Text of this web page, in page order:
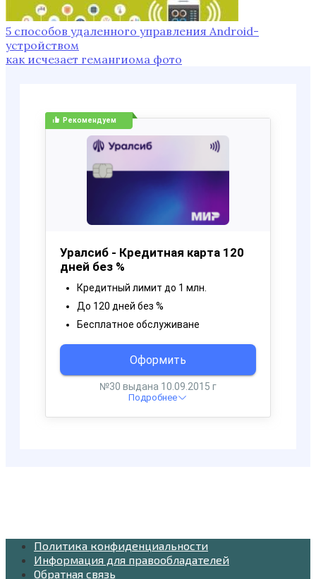
5 способов удаленного управления Android-
устройством
как исчезает гемангиома фото
Политика конфиденциальности
Информация для правообладателей
Обратная связь